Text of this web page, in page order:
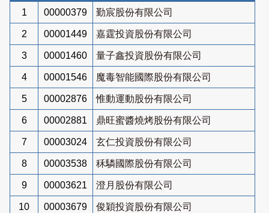
1 00000379 勤宸股份有限公司
2 00001449 嘉霆投資股份有限公司
3 00001460 量子鑫投資股份有限公司
4 00001546 魔毒智能國際股份有限公司
5 00002876 惟動運動股份有限公司
6 00002881 鼎旺蜜醬燒烤股份有限公司
7 00003024 玄仁投資股份有限公司
8 00003538 秝驎國際股份有限公司
9 00003621 澄月股份有限公司
10 00003679 俊穎投資股份有限公司